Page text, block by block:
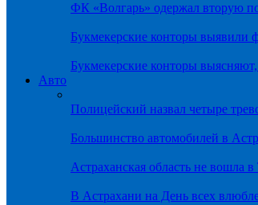
ФК «Волгарь» одержал вторую
Букмекерские конторы выявили
Букмекерские конторы
Авто
Полицейский назвал четыре
Большинство автомобилей в
Астраханская область не вошла
В Астрахани на День всех